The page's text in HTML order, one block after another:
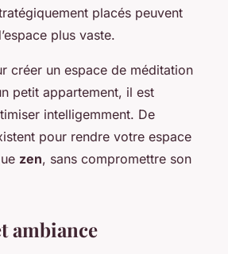
placés peuvent
plus vaste.
créer un espace de méditation
petit appartement, il est
intelligemment. De
pour rendre votre espace
zen, sans compromettre son
ambiance